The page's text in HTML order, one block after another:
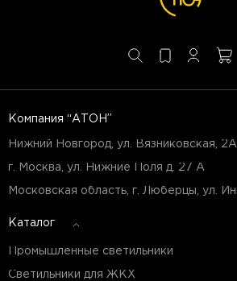
Компания “АТОН”
Нижний Новгород, ул. Вязниковская, 2А
г. Москва, ул. Нижние Поля д. 27 А
Каталог
Промышленные светильники
Светильники для ЖКХ